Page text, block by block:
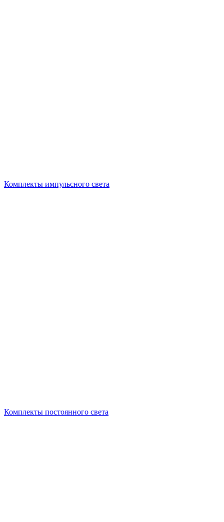
Комплекты импульсного света
Комплекты постоянного света